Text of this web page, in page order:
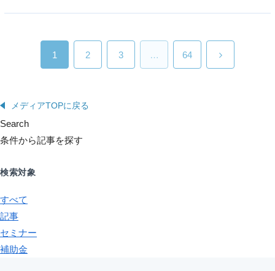
1 2 3 … 64
メディアTOPに戻る
Search
条件から記事を探す
検索対象
すべて
記事
セミナー
補助金